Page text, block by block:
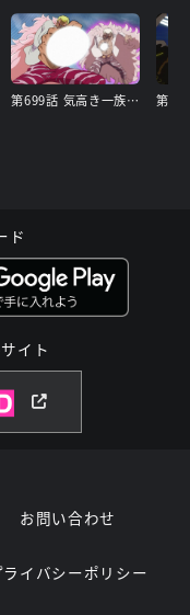
第699話 気高き一族 ドフラミンゴの正体!
ド
イト
お問い合わせ
ライバシーポリシー